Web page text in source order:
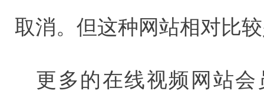
取消。但这种网站相对比
更多的在线视频网站